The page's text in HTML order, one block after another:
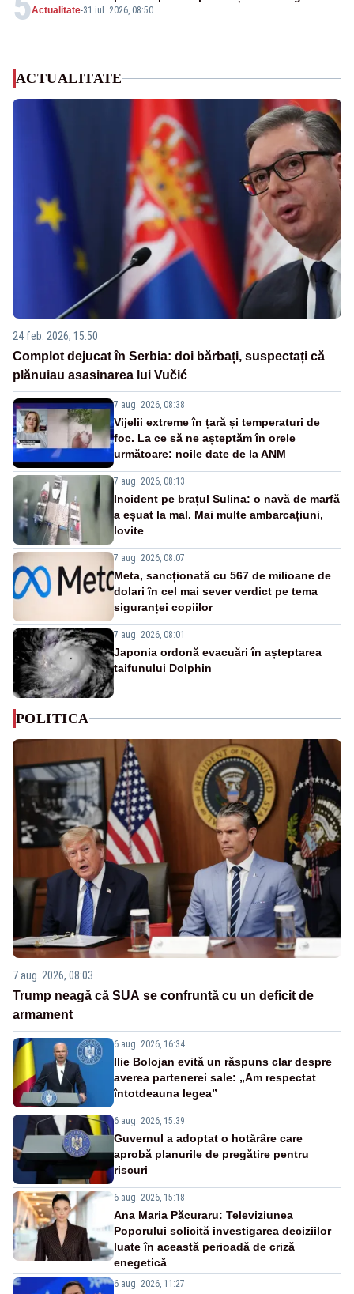
Actualitate-31 iul. 2026, 08:50
ACTUALITATE
24 feb. 2026, 15:50
Complot dejucat în Serbia: doi bărbați, suspectați că
plănuiau asasinarea lui Vučić
7 aug. 2026, 08:38
Vijelii extreme în țară și temperaturi de
foc. La ce să ne așteptăm în orele
următoare: noile date de la ANM
7 aug. 2026, 08:13
Incident pe brațul Sulina: o navă de marfă
a eșuat la mal. Mai multe ambarcațiuni,
lovite
7 aug. 2026, 08:07
Meta, sancționată cu 567 de milioane de
dolari în cel mai sever verdict pe tema
siguranței copiilor
7 aug. 2026, 08:01
Japonia ordonă evacuări în așteptarea
taifunului Dolphin
POLITICA
7 aug. 2026, 08:03
Trump neagă că SUA se confruntă cu un deficit de
armament
6 aug. 2026, 16:34
Ilie Bolojan evită un răspuns clar despre
averea partenerei sale: „Am respectat
întotdeauna legea”
6 aug. 2026, 15:39
Guvernul a adoptat o hotărâre care
aprobă planurile de pregătire pentru
riscuri
6 aug. 2026, 15:18
Ana Maria Păcuraru: Televiziunea
Poporului solicită investigarea deciziilor
luate în această perioadă de criză
enegetică
6 aug. 2026, 11:27